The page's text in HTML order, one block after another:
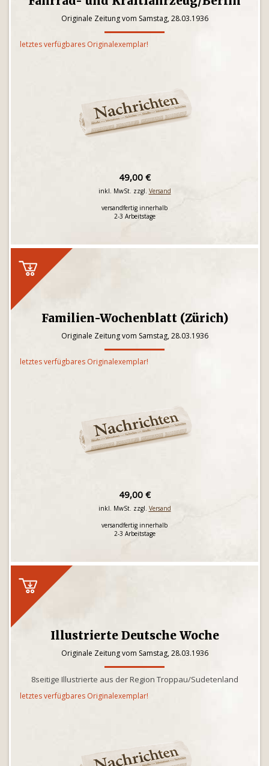
Originale Zeitung vom Samstag, 28.03.1936
letztes verfügbares Originalexemplar!
49,00 €
inkl. MwSt. zzgl. Versand
versandfertig innerhalb
2-3 Arbeitstage
Familien-Wochenblatt (Zürich)
Originale Zeitung vom Samstag, 28.03.1936
letztes verfügbares Originalexemplar!
49,00 €
inkl. MwSt. zzgl. Versand
versandfertig innerhalb
2-3 Arbeitstage
Illustrierte Deutsche Woche
Originale Zeitung vom Samstag, 28.03.1936
8seitige Illustrierte aus der Region Troppau/Sudetenland
letztes verfügbares Originalexemplar!